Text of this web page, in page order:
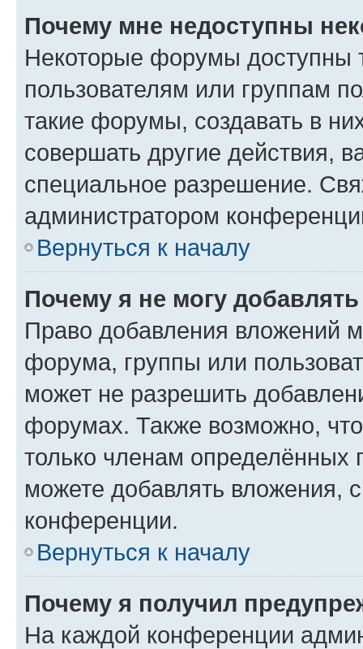
Почему мне недоступны
Некоторые форумы доступны
пользователям или группам
такие форумы, создавать в
совершать другие действия,
специальное разрешение.
администратором
Вернуться к началу
Почему я не могу
Право добавления вложений
форума, группы или
может не разрешить
форумах. Также возможно,
только членам определённых
можете добавлять вложения,
конференции.
Вернуться к началу
Почему я получил
На каждой конференции